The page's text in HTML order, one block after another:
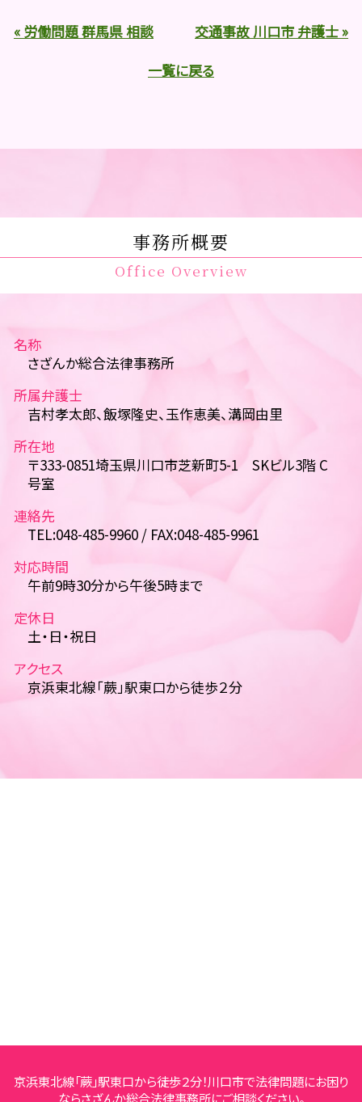
« 労働問題 群馬県 相談
交通事故 川口市 弁護士 »
一覧に戻る
事務所概要
Office Overview
名称
さざんか総合法律事務所
所属弁護士
吉村孝太郎、飯塚隆史、玉作恵美、溝岡由里
所在地
〒333-0851埼玉県川口市芝新町5-1 SKビル3階 C
号室
連絡先
TEL:048-485-9960 / FAX:048-485-9961
対応時間
午前9時30分から午後5時まで
定休日
土・日・祝日
アクセス
京浜東北線「蕨」駅東口から徒歩２分
京浜東北線「蕨」駅東口から徒歩２分！川口市で法律問題にお困り
ならさざんか総合法律事務所にご相談ください。